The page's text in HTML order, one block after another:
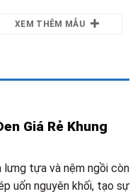
XEM THÊM MẪU
Giá Rẻ Khung
lưng tựa và nệm ngồi còn
uốn nguyên khối, tạo sự